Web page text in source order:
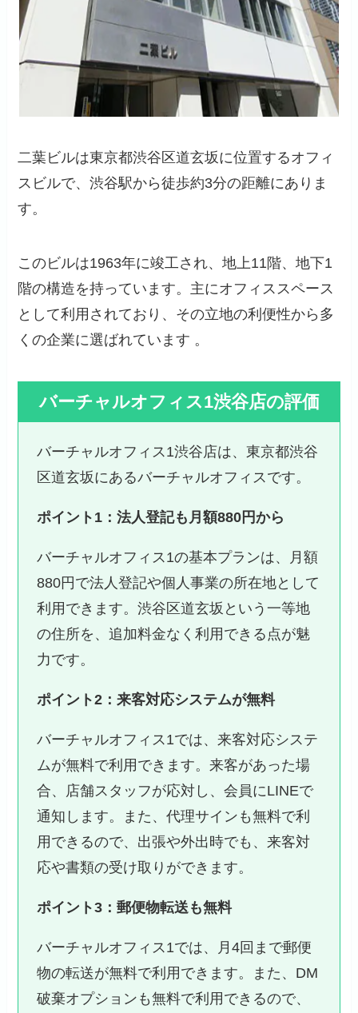
二葉ビルは東京都渋谷区道玄坂に位置するオフィ
スビルで、渋谷駅から徒歩約3分の距離にありま
す。
このビルは1963年に竣工され、地上11階、地下1
階の構造を持っています。主にオフィススペース
として利用されており、その立地の利便性から多
くの企業に選ばれています 。
バーチャルオフィス1渋谷店の評価
バーチャルオフィス1渋谷店は、東京都渋谷
区道玄坂にあるバーチャルオフィスです。
ポイント1：法人登記も月額880円から
バーチャルオフィス1の基本プランは、月額
880円で法人登記や個人事業の所在地として
利用できます。渋谷区道玄坂という一等地
の住所を、追加料金なく利用できる点が魅
力です。
ポイント2：来客対応システムが無料
バーチャルオフィス1では、来客対応システ
ムが無料で利用できます。来客があった場
合、店舗スタッフが応対し、会員にLINEで
通知します。また、代理サインも無料で利
用できるので、出張や外出時でも、来客対
応や書類の受け取りができます。
ポイント3：郵便物転送も無料
バーチャルオフィス1では、月4回まで郵便
物の転送が無料で利用できます。また、DM
破棄オプションも無料で利用できるので、